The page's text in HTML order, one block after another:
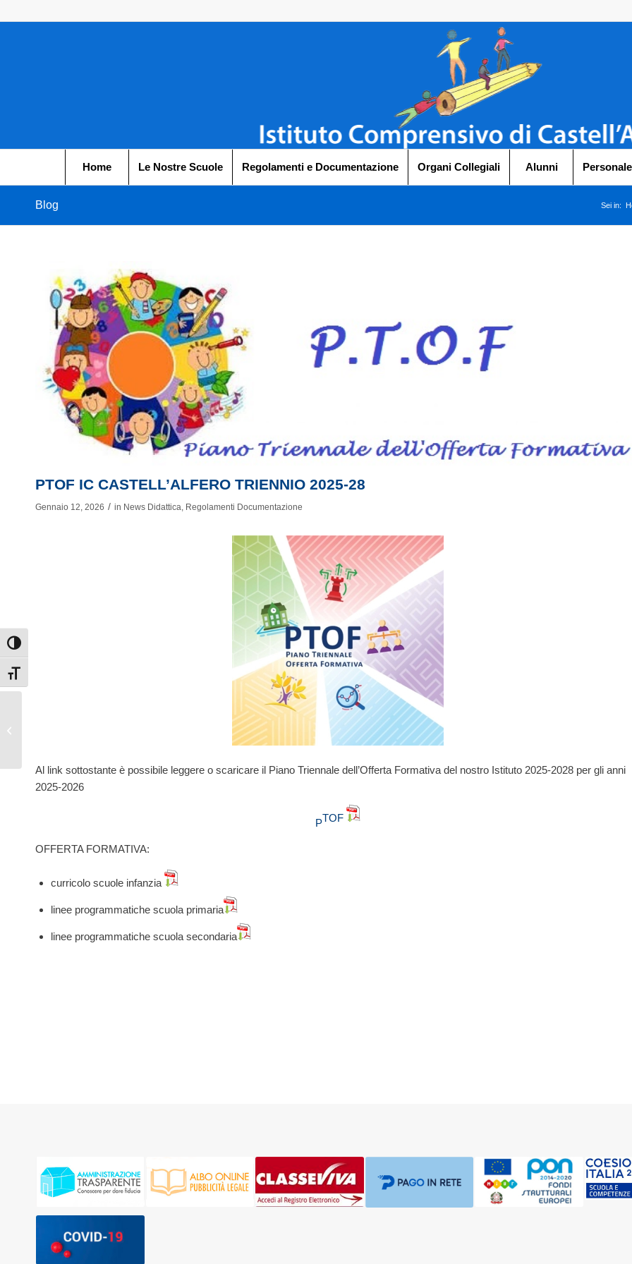
Attiva/disattiva alto contrasto
Attiva/disattiva dimensione testo
Home Le Nostre Scuole Regolamenti e Documentazione Organi Collegiali Alunni Personale
Blog Sei in:
PTOF IC CASTELL’ALFERO TRIENNIO 2025-28
Gennaio 12, 2026 / in News Didattica, Regolamenti Documentazione
Al link sottostante è possibile leggere o scaricare il Piano Triennale dell’Offerta Formativa del nostro Istituto 2025-2028 per gli anni
2025-2026
PTOF
OFFERTA FORMATIVA:
curricolo scuole infanzia
linee programmatiche scuola primaria
linee programmatiche scuola secondaria